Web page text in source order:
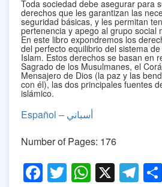
Toda sociedad debe asegurar para
derechos que les garantizan las
seguridad básicas, y les permitan
pertenencia y apego al grupo social
En este libro expondremos los
del perfecto equilibrio del sistema
Islam. Estos derechos se basan en
Sagrado de los Musulmanes, el
Mensajero de Dios (la paz y las
con él), las dos principales fuentes
islámico.
Español – أسباني
Number of Pages: 176
Facebook
TwitterX